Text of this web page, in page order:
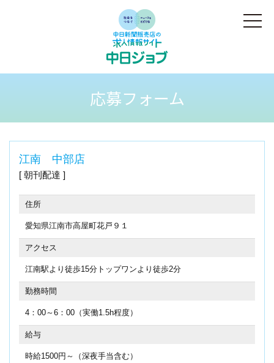
応募フォーム
江南 中部店
朝刊配達
住所
愛知県江南市高屋町花戸９１
アクセス
江南駅より徒歩15分トップワンより徒歩2分
勤務時間
4：00～6：00（実働1.5h程度）
給与
時給1500円～（深夜手当含む）